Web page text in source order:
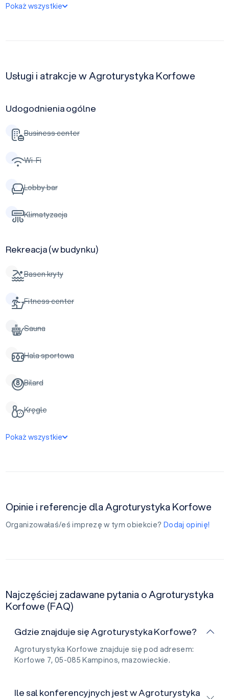
Pokaż wszystkie
Usługi i atrakcje w Agroturystyka Korfowe
Udogodnienia ogólne
Business center
Wi-Fi
Lobby bar
Klimatyzacja
Rekreacja (w budynku)
Basen kryty
Fitness center
Sauna
Hala sportowa
Bilard
Kręgle
Pokaż wszystkie
Opinie i referencje dla Agroturystyka Korfowe
Organizowałaś/eś imprezę w tym obiekcie? Dodaj opinię!
Najczęściej zadawane pytania o Agroturystyka
Korfowe (FAQ)
Gdzie znajduje się Agroturystyka Korfowe?
Agroturystyka Korfowe znajduje się pod adresem:
Korfowe 7, 05-085 Kampinos, mazowieckie.
Ile sal konferencyjnych jest w Agroturystyka